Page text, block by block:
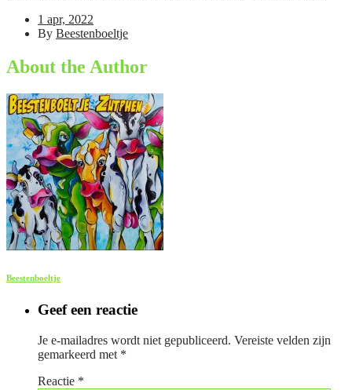
1 apr, 2022
By Beestenboeltje
About the Author
Beestenboeltje
Geef een reactie
Je e-mailadres wordt niet gepubliceerd. Vereiste velden zijn
gemarkeerd met *
Reactie *